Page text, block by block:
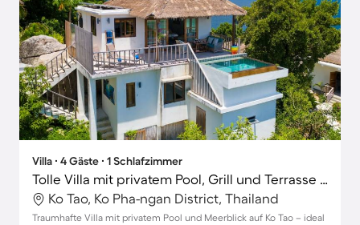
Villa ∙ 4 Gäste ∙ 1 Schlafzimmer
Tolle Villa mit privatem Pool, Grill und Terrasse | Meerblick | Nah am Strand | Hunde erlaubt
Ko Tao, Ko Pha-ngan District, Thailand
Traumhafte Villa mit privatem Pool und Meerblick auf Ko Tao – ideal